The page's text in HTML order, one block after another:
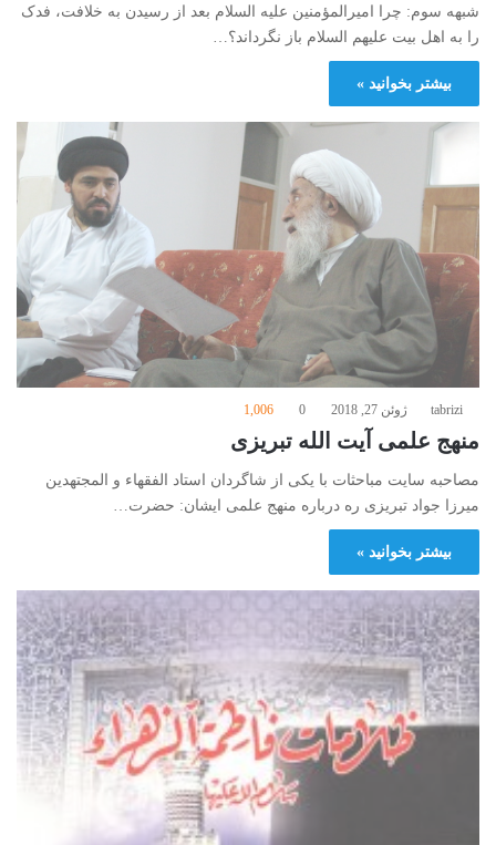
شبهه سوم: چرا امیرالمؤمنین علیه السلام بعد از رسیدن به خلافت، فدک
را به اهل بیت علیهم السلام باز نگرداند؟…
بیشتر بخوانید »
tabrizi ژوئن 27, 2018 0
1,006
منهج علمی آیت‌ الله‌ تبریزی
مصاحبه سایت مباحثات با یکی از شاگردان استاد الفقهاء و المجتهدین
میرزا جواد تبریزی ره درباره منهج علمی ایشان: حضرت…
بیشتر بخوانید »